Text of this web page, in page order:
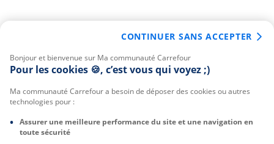
Bonjour et bienvenue sur Ma communauté Carrefour
Pour les cookies 🍪, c’est vous qui voyez ;)
Ma communauté Carrefour a besoin de déposer des cookies ou autres
technologies pour :
Assurer une meilleure performance du site et une navigation en
toute sécurité
CONTINUER SANS ACCEPTER